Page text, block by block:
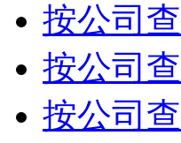
按公司
按公司
按公司